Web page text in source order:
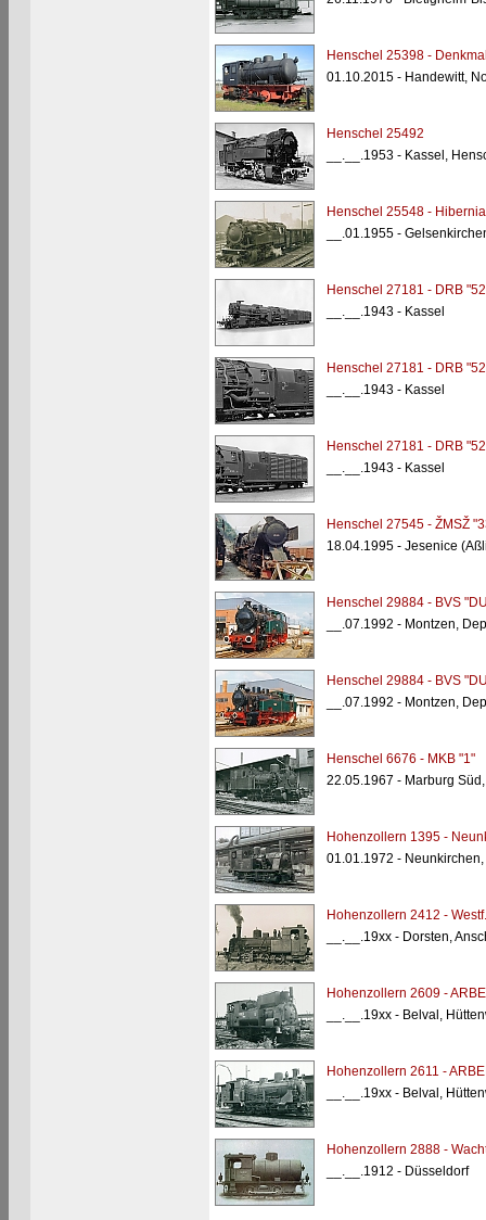
Henschel 25398 -
01.10.2015 - Handewitt,
Henschel 25492
__.__.1953 - Kassel,
Henschel 25548 -
__.01.1955 -
Henschel 27181 - DRB
__.__.1943 - Kassel
Henschel 27181 - DRB
__.__.1943 - Kassel
Henschel 27181 - DRB
__.__.1943 - Kassel
Henschel 27545 - ŽMSŽ
18.04.1995 - Jesenice
Henschel 29884 - BVS
__.07.1992 - Montzen,
Henschel 29884 - BVS
__.07.1992 - Montzen,
Henschel 6676 - MKB "1"
22.05.1967 - Marburg
Hohenzollern 1395 -
01.01.1972 -
Hohenzollern 2412 -
__.__.19xx - Dorsten,
Hohenzollern 2609 -
__.__.19xx - Belval,
Hohenzollern 2611 -
__.__.19xx - Belval,
Hohenzollern 2888 -
__.__.1912 - Düsseldorf